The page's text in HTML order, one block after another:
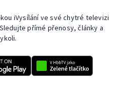
iVysílání ve své chytré televizi
přímé přenosy, články a